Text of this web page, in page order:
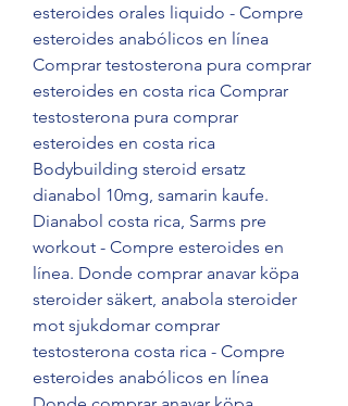
esteroides orales liquido - Compre
esteroides anabólicos en línea
Comprar testosterona pura comprar
esteroides en costa rica Comprar
testosterona pura comprar
esteroides en costa rica
Bodybuilding steroid ersatz
dianabol 10mg, samarin kaufe.
Dianabol costa rica, Sarms pre
workout - Compre esteroides en
línea. Donde comprar anavar köpa
steroider säkert, anabola steroider
mot sjukdomar comprar
testosterona costa rica - Compre
esteroides anabólicos en línea